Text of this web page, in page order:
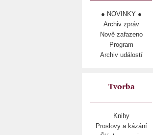
● NOVINKY ●
Archiv zpráv
Nově zařazeno
Program
Archiv událostí
Tvorba
Knihy
Proslovy a kázání